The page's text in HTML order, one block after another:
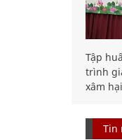
Tập
trình
xâm
Tin